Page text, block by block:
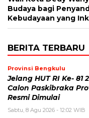
Budaya bagi
Kebudayaan yang
BERITA TERBARU
Provinsi Bengkulu
Jelang HUT RI Ke- 81
Calon Paskibraka
Resmi Dimulai
Sabtu, 8 Agu 2026 - 12:02 WIB